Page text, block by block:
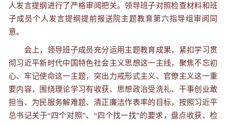
人发言提纲进行了严格审阅把关。领导班子对照检查材料和班
子成员个人发言提纲提前报送院主题教育第六指导组审阅同
意。
会上，领导班子成员充分运用主题教育成果，紧扣学习贯
彻习近平新时代中国特色社会主义思想这一主线，聚焦不忘初
心、牢记使命这一主题，突出力戒形式主义、官僚主义这一重
要内容，围绕理论学习有收获、思想政治受洗礼、干事创业敢
担当、为民服务解难题、清正廉洁作表率的目标，按照习近平
总书记关于“四个对照”、“四个找一找”的要求，盘点收获、检